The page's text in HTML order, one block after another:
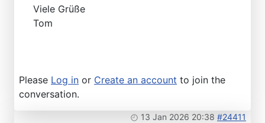
Viele Grüße
Tom
Please Log in or Create an account to join the
conversation.
13 Jan 2026 20:38 #24411